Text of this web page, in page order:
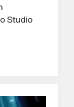
Studio